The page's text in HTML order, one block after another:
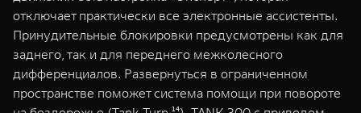
отключает практически все электронные ассистенты.
Принудительные блокировки предусмотрены как для
заднего, так и для переднего межколесного
дифференциалов. Развернуться в ограниченном
пространстве поможет система помощи при повороте